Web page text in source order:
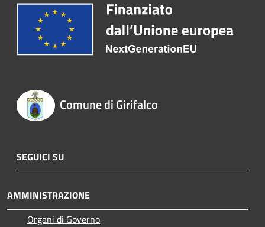
Comune di Girifalco
SEGUICI SU
AMMINISTRAZIONE
Organi di Governo